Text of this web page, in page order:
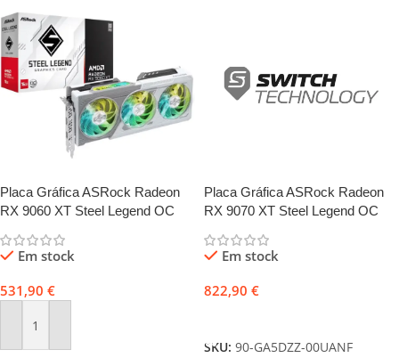
Placa Gráfica ASRock Radeon
RX 9060 XT Steel Legend OC
Em stock
531,90 €
Adicionar
Placa Gráfica ASRock Radeon
RX 9070 XT Steel Legend OC
Em stock
822,90 €
SKU: 90-GA5DZZ-00UANF